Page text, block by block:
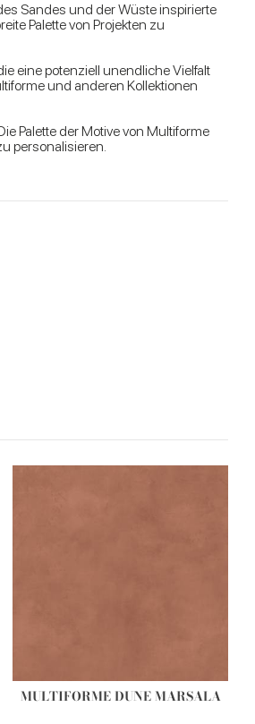
Sandes und der Wüste inspirierte
Palette von Projekten zu
eine potenziell unendliche Vielfalt
und anderen Kollektionen
Palette der Motive von Multiforme
personalisieren.
MULTIFORME DUNE MARSALA